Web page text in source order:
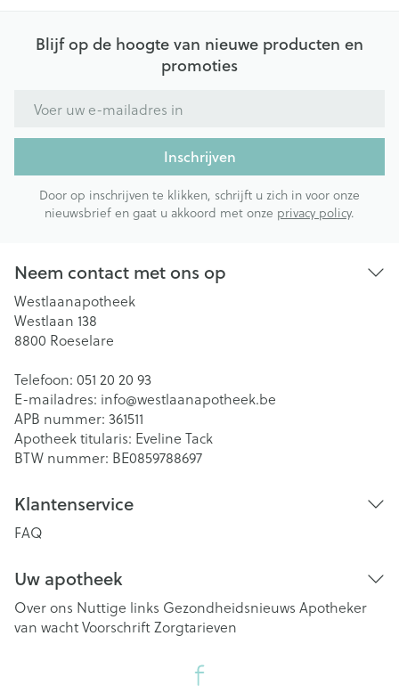
Blijf op de hoogte van nieuwe producten en
promoties
Inschrijven
Door op inschrijven te klikken, schrijft u zich in voor onze
nieuwsbrief en gaat u akkoord met onze privacy policy.
Neem contact met ons op
Westlaanapotheek
Westlaan 138
8800 Roeselare
Telefoon: 051 20 20 93
E-mailadres: info@westlaanapotheek.be
APB nummer: 361511
Apotheek titularis: Eveline Tack
BTW nummer: BE0859788697
Klantenservice
FAQ
Uw apotheek
Over ons Nuttige links Gezondheidsnieuws Apotheker
van wachtVoorschriftZorgtarieven